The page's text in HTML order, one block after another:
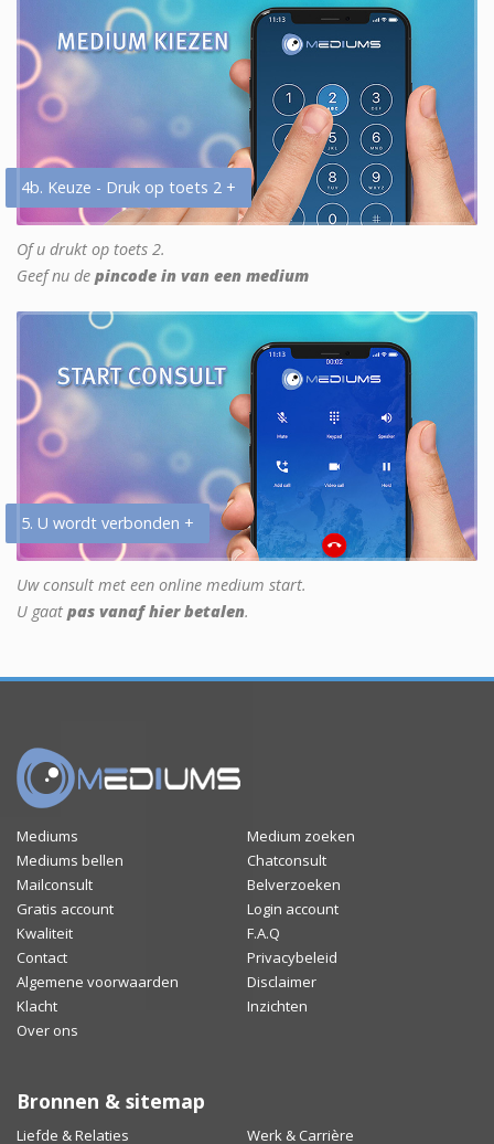
4b. Keuze - Druk op toets 2 +
Of u drukt op toets 2.
Geef nu de pincode in van een medium
5. U wordt verbonden +
Uw consult met een online medium start.
U gaat pas vanaf hier betalen.
Mediums
Medium zoeken
Mediums bellen
Chatconsult
Mailconsult
Belverzoeken
Gratis account
Login account
Kwaliteit
F.A.Q
Contact
Privacybeleid
Algemene voorwaarden
Disclaimer
Klacht
Inzichten
Over ons
Bronnen & sitemap
Liefde & Relaties Werk & Carrière